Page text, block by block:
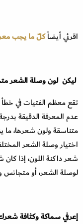
اقرئي أيضاًكلّ ما يجب
ليكن لون وصلة الشعر
تقع معظم الفتيات في
عدم المعرفة الدقيقة
متناسقة ولون شعرها،
اختيار وصلة الشعر
شعر داكنة اللون، إذا
لوصلة الشعر، أو
إعرفي سماكة وكثافة